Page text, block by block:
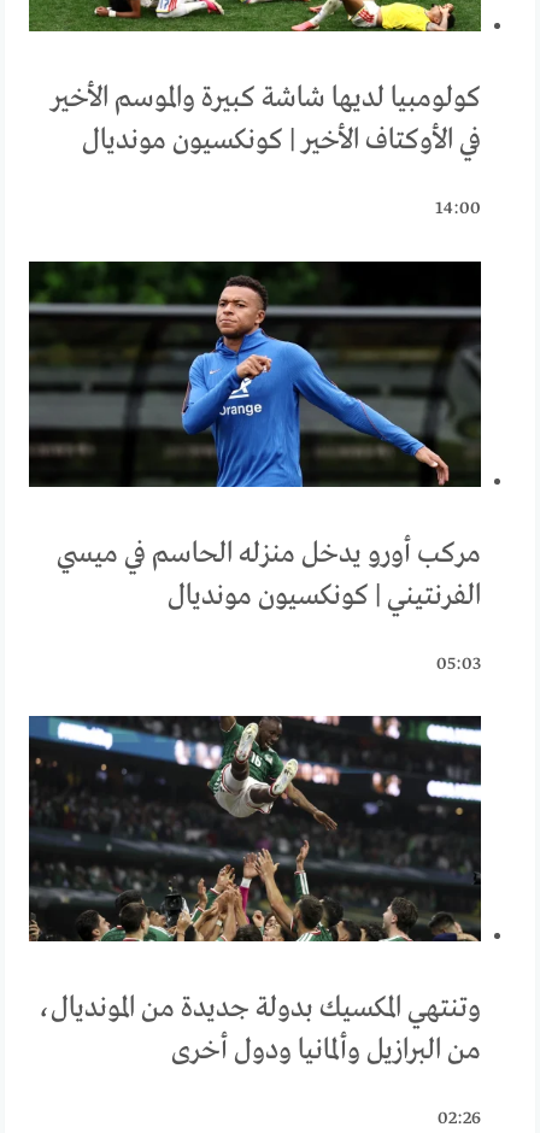
كولومبيا لديها شاشة كبيرة والموسم الأخير
في الأوكتاف الأخير | كونكسيون مونديال
14:00
مركب أورو يدخل منزله الحاسم في ميسي
الفرنتيني | كونكسيون مونديال
05:03
وتنتهي المكسيك بدولة جديدة من المونديال،
من البرازيل وألمانيا ودول أخرى
02:26